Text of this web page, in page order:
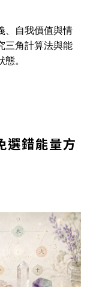
、自我價值與情
三角計算法與能
。
選錯能量方